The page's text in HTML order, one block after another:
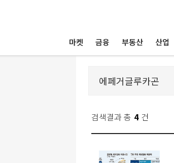
마켓 금융 부동산 산업
검색결과 총 4 건